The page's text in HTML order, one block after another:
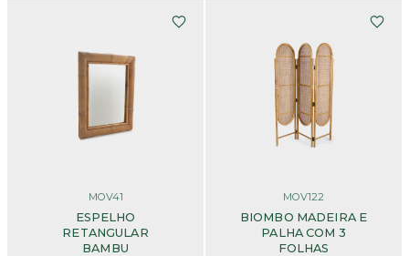
MOV41
ESPELHO
RETANGULAR
BAMBU
MOV122
BIOMBO MADEIRA E
PALHA COM 3
FOLHAS